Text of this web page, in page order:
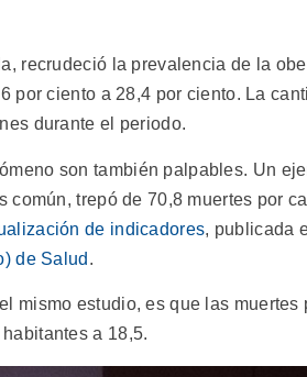
recrudeció la prevalencia de la
por ciento a 28,4 por ciento. La
durante el periodo.
son también palpables. Un
común, trepó de 70,8 muertes por
de indicadores, publicada
de Salud .
mismo estudio, es que las
a 18,5.